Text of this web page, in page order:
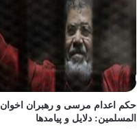
حکم اعدام مرسی و رهبران اخوان
المسلمین: دلایل و پیامدها